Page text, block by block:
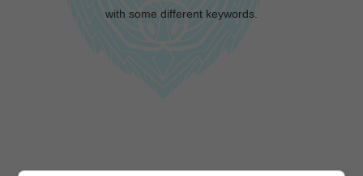
with some different keywords.